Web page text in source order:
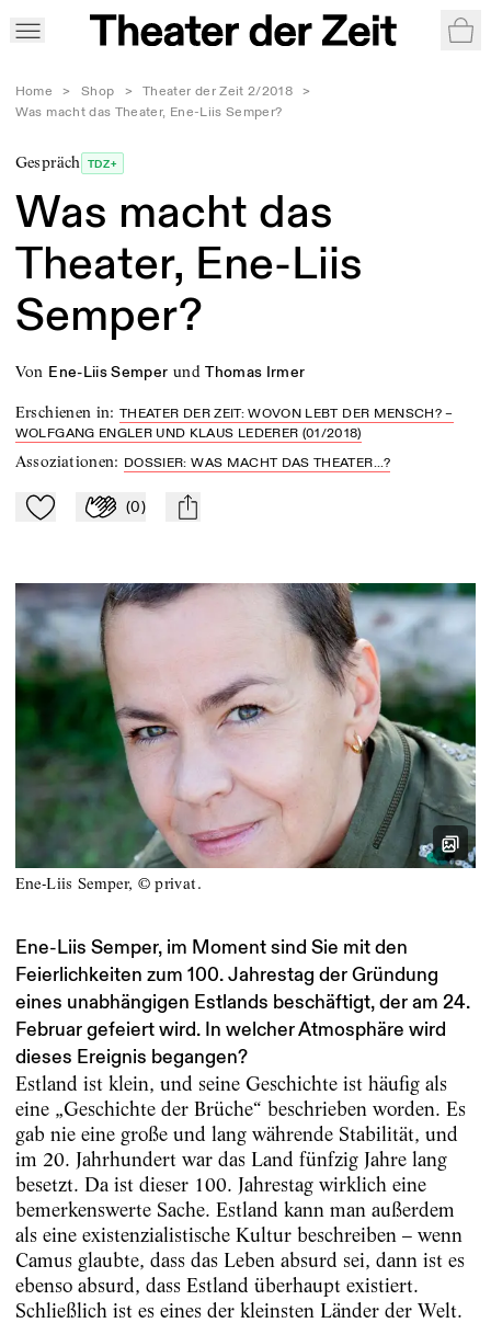
Home > Shop > Theater der Zeit 2/2018
>
Was macht das Theater, Ene-Liis Semper?
Gespräch TDZ+
Was macht das
Theater, Ene-Liis
Semper?
von Ene-Liis Semper und Thomas Irmer
Erschienen in:THEATER DER ZEIT: WOVON LEBT DER MENSCH? –
WOLFGANG ENGLER UND KLAUS LEDERER (01/2018)
Assoziationen: DOSSIER: WAS MACHT DAS THEATER...?
Zu Mein-TdZ hinzufügen
Applaudieren
(0) mail
Ene-Liis Semper, © privat.
Ene-Liis Semper, im Moment sind Sie mit den
Feierlichkeiten zum 100. Jahrestag der Gründung
eines unabhängigen Estlands beschäftigt, der am 24.
Februar gefeiert wird. In welcher Atmosphäre wird
dieses Ereignis begangen?
Estland ist klein, und seine Geschichte ist häufig als
eine „Geschichte der Brüche“ beschrieben worden. Es
gab nie eine große und lang währende Stabilität, und
im 20. Jahrhundert war das Land fünfzig Jahre lang
besetzt. Da ist dieser 100. Jahrestag wirklich eine
bemerkenswerte Sache. Estland kann man außerdem
als eine existenzialistische Kultur beschreiben – wenn
Camus glaubte, dass das Leben absurd sei, dann ist es
ebenso absurd, dass Estland überhaupt existiert.
Schließlich ist es eines der kleinsten Länder der Welt.